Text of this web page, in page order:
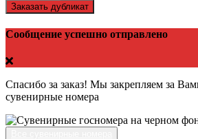
Заказать дубликат
Сообщение успешно отправлено
Спасибо за заказ! Мы закрепляем за
сувенирные номера